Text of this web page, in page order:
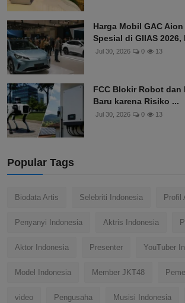
Harga Mobil GAC
Spesial di GIIAS 2026,
Jul 30, 2026 0 13
FCC Blokir Robot dan
Baru karena Risiko ...
Jul 30, 2026 0 13
Popular Tags
Biodata Artis Selebriti Indonesia Profil
Penyanyi Indonesia Aktris Indonesia
Aktor Indonesia Presenter YouTuber
Model Indonesia Member JKT48
video Pengusaha Musisi Indonesia